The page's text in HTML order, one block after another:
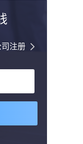
司注册